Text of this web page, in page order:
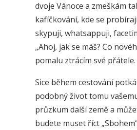
dvoje Vánoce a zmeškám
kafíčkování, kde se
skypuji, whatsappuji,
„Ahoj, jak se máš? Co
pomalu ztrácím své přátele.
Sice během cestování
podobný život tomu
průzkum další země a
budete muset říct